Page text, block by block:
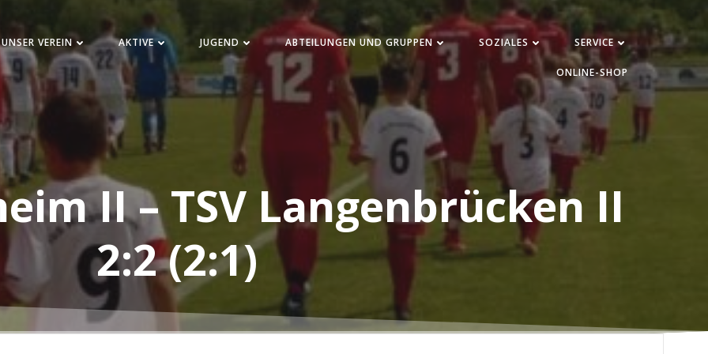
UNSER VEREIN AKTIVE JUGEND ABTEILUNGEN UND GRUPPEN SOZIALES SERVICE
ONLINE-SHOP
II – TSV Langenbrücken II
2:2 (2:1)